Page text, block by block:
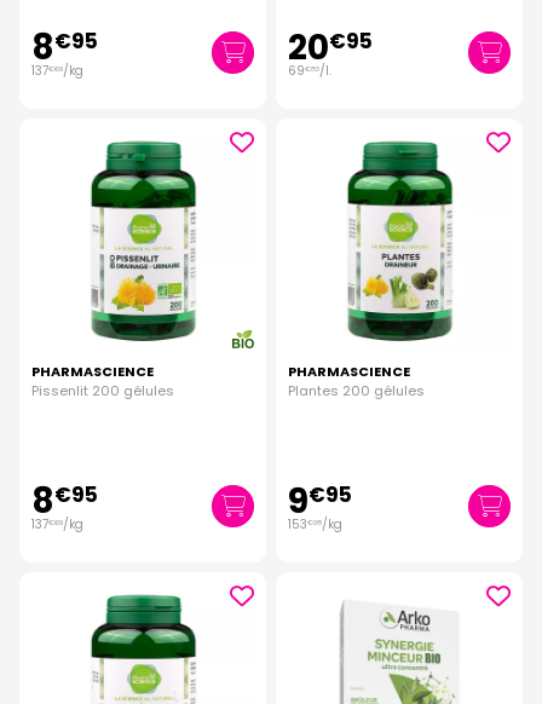
8€95
137€69/kg 20€95
69€83/l.
PHARMASCIENCE
Pissenlit 200 gélules
8€95
137€69/kg
PHARMASCIENCE
Plantes 200 gélules
9€95
153€08/kg